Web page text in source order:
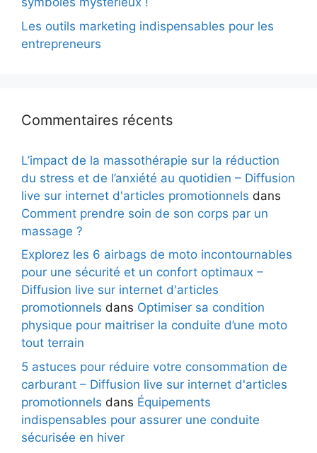
Les outils marketing indispensables pour les
entrepreneurs
Commentaires récents
L’impact de la massothérapie sur la réduction
du stress et de l’anxiété au quotidien – Diffusion
live sur internet d'articles promotionnels dans
Comment prendre soin de son corps par un
massage ?
Explorez les 6 airbags de moto incontournables
pour une sécurité et un confort optimaux –
Diffusion live sur internet d'articles
promotionnels dans Optimiser sa condition
physique pour maitriser la conduite d’une moto
tout terrain
5 astuces pour réduire votre consommation de
carburant – Diffusion live sur internet d'articles
promotionnels dans Équipements
indispensables pour assurer une conduite
sécurisée en hiver